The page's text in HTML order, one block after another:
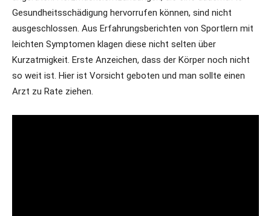
Gesundheitsschädigung hervorrufen können, sind nicht
ausgeschlossen. Aus Erfahrungsberichten von Sportlern mit
leichten Symptomen klagen diese nicht selten über
Kurzatmigkeit. Erste Anzeichen, dass der Körper noch nicht
so weit ist. Hier ist Vorsicht geboten und man sollte einen
Arzt zu Rate ziehen.